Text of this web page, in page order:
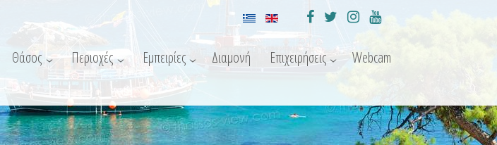
Θάσος Περιοχές Εμπειρίες Διαμονή Επιχειρήσεις Webcam